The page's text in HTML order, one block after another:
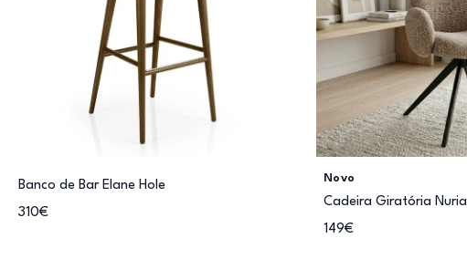
Banco de Bar Elane Hole
310€
Novo
Cadeira Giratória Nuria
149€